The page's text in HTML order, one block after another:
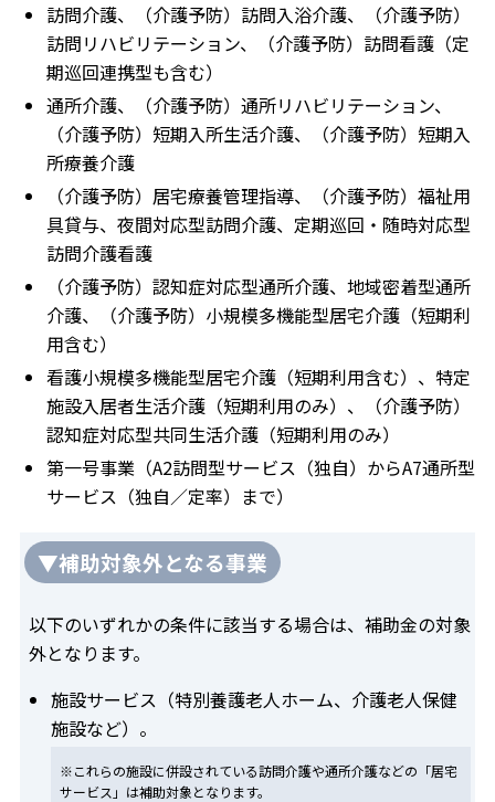
訪問介護、（介護予防）訪問入浴介護、（介護予防）
訪問リハビリテーション、（介護予防）訪問看護（定
期巡回連携型も含む）
通所介護、（介護予防）通所リハビリテーション、
（介護予防）短期入所生活介護、（介護予防）短期入
所療養介護
（介護予防）居宅療養管理指導、（介護予防）福祉用
具貸与、夜間対応型訪問介護、定期巡回・随時対応型
訪問介護看護
（介護予防）認知症対応型通所介護、地域密着型通所
介護、（介護予防）小規模多機能型居宅介護（短期利
用含む）
看護小規模多機能型居宅介護（短期利用含む）、特定
施設入居者生活介護（短期利用のみ）、（介護予防）
認知症対応型共同生活介護（短期利用のみ）
第一号事業（A2訪問型サービス（独自）からA7通所型
サービス（独自／定率）まで）
▼補助対象外となる事業
以下のいずれかの条件に該当する場合は、補助金の対象
外となります。
施設サービス（特別養護老人ホーム、介護老人保健
施設など）。
※これらの施設に併設されている訪問介護や通所介護などの「居宅
サービス」は補助対象となります。